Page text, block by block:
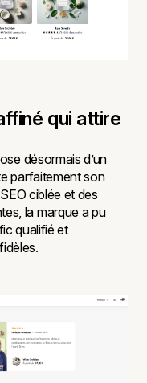
qui attire
désormais d’un
parfaitement son
ciblée et des
la marque a pu
qualifié et